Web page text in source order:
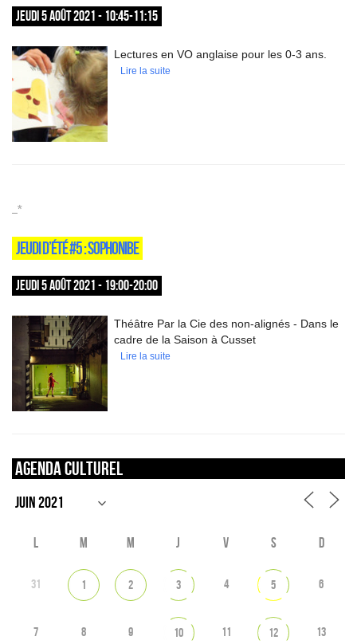
JEUDI 5 AOÛT 2021 - 10:45-11:15
Lectures en VO anglaise pour les 0-3 ans.
Lire la suite
_*
JEUDI D’ÉTÉ #5 : SOPHONIBE
JEUDI 5 AOÛT 2021 - 19:00-20:00
Théâtre Par la Cie des non-alignés - Dans le
cadre de la Saison à Cusset
Lire la suite
Agenda culturel
L M M J V S D
31 1 2 3 4 5 6
7 8 9 10 11 12 13